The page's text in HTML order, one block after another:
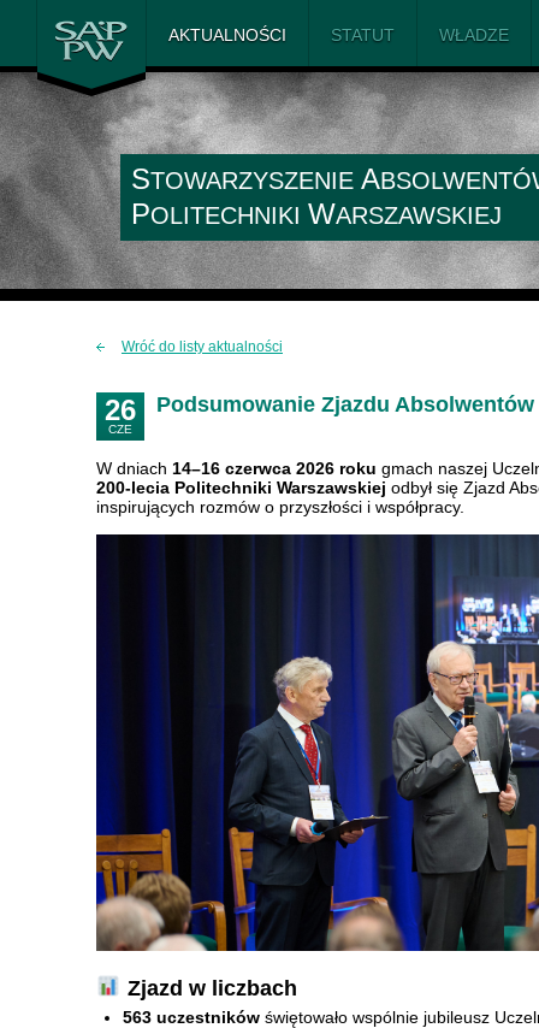
SAiP PW
AKTUALNOŚCI STATUT WŁADZE
STOWARZYSZENIE A
POLITECHNIKI WARSZAWSKIEJ
Wróć do listy aktualności
26
CZE
Podsumowanie Zjazdu
W dniach 14–16 czerwca 2026 roku gmach naszej
200-lecia Politechniki Warszawskiej odbył się Zjazd
inspirujących rozmów o przyszłości i współpracy.
Zjazd w liczbach
563 uczestników świętowało wspólnie jubileusz